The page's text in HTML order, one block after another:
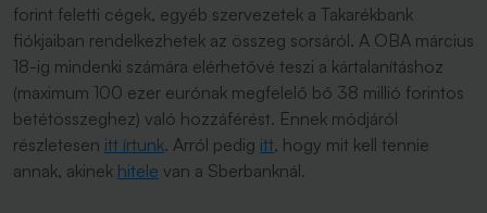
forint feletti cégek, egyéb szervezetek a Takarékbank
fiókjaiban rendelkezhetek az összeg sorsáról. A OBA március
18-ig mindenki számára elérhetővé teszi a kártalanításhoz
(maximum 100 ezer eurónak megfelelő bő 38 millió forintos
betétösszeghez) való hozzáférést. Ennek módjáról
részletesen itt írtunk. Arról pedig itt, hogy mit kell tennie
annak, akinek hitele van a Sberbanknál.